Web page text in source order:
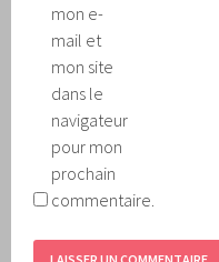
mon e-
mail et
mon site
dans le
navigateur
pour mon
prochain
commentaire.